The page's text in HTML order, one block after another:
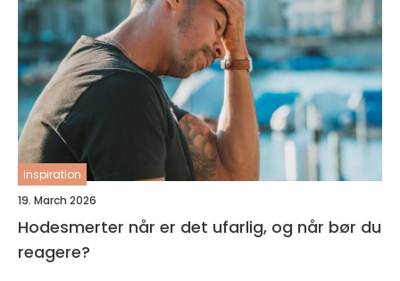
inspiration
19. March 2026
Hodesmerter når er det ufarlig, og når bør du
reagere?